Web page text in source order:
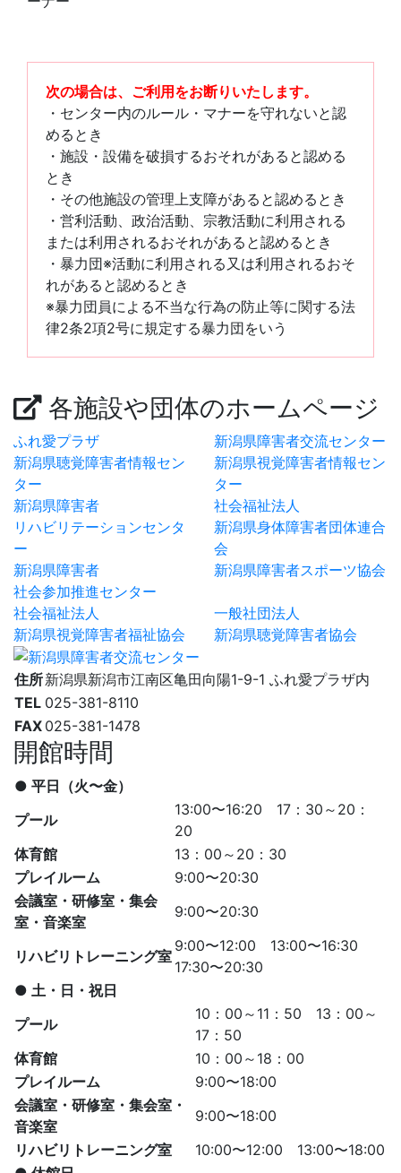
次の場合は、ご利用をお断りいたします。
・センター内のルール・マナーを守れないと認
めるとき
・施設・設備を破損するおそれがあると認める
とき
・その他施設の管理上支障があると認めるとき
・営利活動、政治活動、宗教活動に利用される
または利用されるおそれがあると認めるとき
・暴力団※活動に利用される又は利用されるおそ
れがあると認めるとき
※暴力団員による不当な行為の防止等に関する法
律2条2項2号に規定する暴力団をいう
各施設や団体のホームページ
ふれ愛プラザ
新潟県障害者交流センター
新潟県聴覚障害者情報セン
ター
新潟県視覚障害者情報セン
ター
新潟県障害者
リハビリテーションセンタ
ー
社会福祉法人
新潟県身体障害者団体連合
会
新潟県障害者
社会参加推進センター
新潟県障害者スポーツ協会
社会福祉法人
新潟県視覚障害者福祉協会
一般社団法人
新潟県聴覚障害者協会
住所新潟県新潟市江南区亀田向陽1-9-1 ふれ愛プラザ内
TEL 025-381-8110
FAX 025-381-1478
開館時間
● 平日（火〜金）
プール
13:00〜16:20 17：30～20：
20
体育館
13：00～20：30
プレイルーム
9:00〜20:30
会議室・研修室・集会
室・音楽室
9:00〜20:30
リハビリトレーニング室
9:00〜12:00 13:00〜16:30
17:30〜20:30
● 土・日・祝日
プール
10：00～11：50 13：00～
17：50
体育館
10：00～18：00
プレイルーム
9:00〜18:00
会議室・研修室・集会室・
音楽室
9:00〜18:00
リハビリトレーニング室
10:00〜12:00 13:00〜18:00